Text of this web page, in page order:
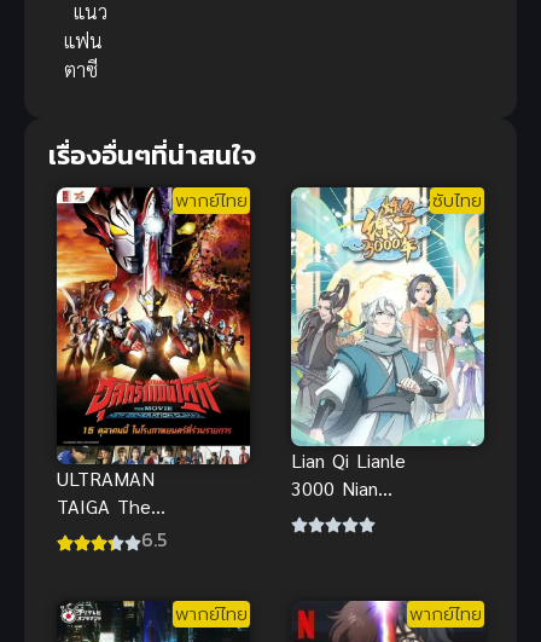
แนว
แฟน
ตาซี
เรื่องอื่นๆที่น่าสนใจ
พากย์ไทย
ULTRAMAN
TAIGA The
Movie New
ไทย
6.5
ซับไทย
Lian Qi Lianle
3000 Nian
(Qi Refining
กลั่นลมปราณ
3,000 ปี
พากย์ไทย พากย์ไทย